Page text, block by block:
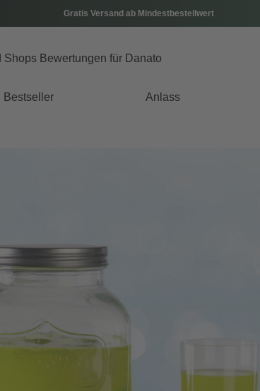
Gratis Versand ab Mindestbestellwert
Bestseller Anlass